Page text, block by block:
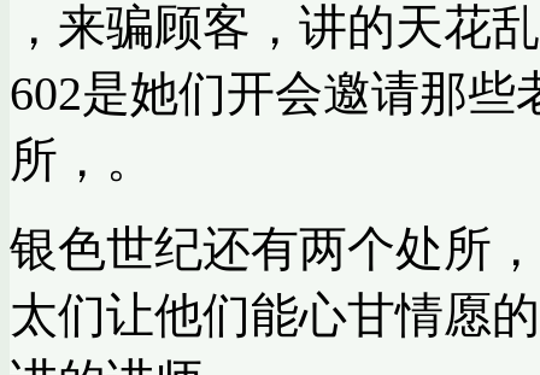
，来骗顾客，讲的天花
602是她们开会邀请那
所，。
银色世纪还有两个处所
太们让他们能心甘情愿